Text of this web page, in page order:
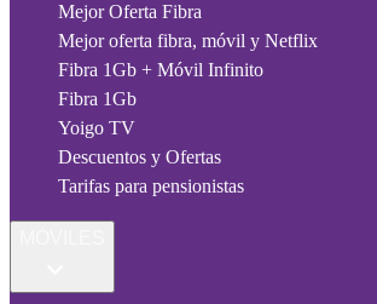
Mejor Oferta Fibra
Mejor oferta fibra, móvil y Netflix
Fibra 1Gb + Móvil Infinito
Fibra 1Gb
Yoigo TV
Descuentos y Ofertas
Tarifas para pensionistas